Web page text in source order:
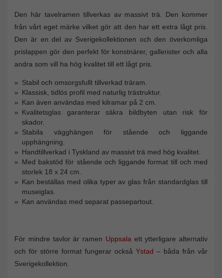
Den här tavelramen tillverkas av massivt trä. Den kommer
från vårt eget märke vilket gör att den har ett extra lågt pris.
Den är en del av Sverigekollektionen och den överkomliga
prislappen gör den perfekt för konstnärer, gallerister och alla
andra som vill ha hög kvalitet till ett lågt pris.
Stabil och omsorgsfullt tillverkad träram.
Klassisk, tidlös profil med naturlig trästruktur.
Kan även användas med kilramar på 2 cm.
Kvalitetsglas garanterar säkra bildbyten utan risk för
skador.
Stabila vägghängen för stående och liggande
upphängning.
Handtillverkad i Tyskland av massivt trä med hög kvalitet.
Med bakstöd för stående och liggande format till och med
storlek 18 x 24 cm.
Kan beställas med olika typer av glas från standardglas till
museiglas.
Kan användas med separat passepartout.
För mindre tavlor är ramen Uppsala ett ytterligare alternativ
och för större format fungerar också Ystad – båda från vår
Sverigekollektion.